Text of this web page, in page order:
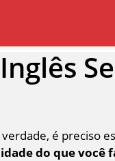
é preciso
do que você